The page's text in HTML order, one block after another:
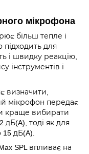
мікрофона
більш тепле і
підходить для
і швидку реакцію,
інструментів і
визначити,
мікрофон передає
краще вибирати
дБ(A), тоді як для
15 дБ(A).
SPL впливає на